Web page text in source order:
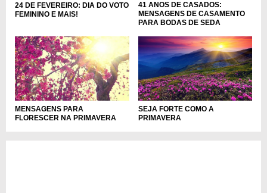
24 DE FEVEREIRO: DIA DO VOTO
FEMININO E MAIS!
41 ANOS DE CASADOS:
MENSAGENS DE CASAMENTO
PARA BODAS DE SEDA
MENSAGENS PARA
FLORESCER NA PRIMAVERA
SEJA FORTE COMO A
PRIMAVERA